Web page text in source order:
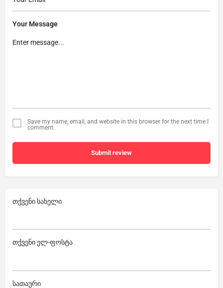
Your Message
Save my name, email, and website in this browser for the next time I
comment.
Submit review
თქვენი სახელი
თქვენი ელ-ფოსტა
სათაური